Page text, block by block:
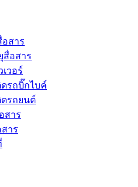
อสาร
สื่อสาร
วอร์
รถบิ๊กไบค์
รถยนต์
สาร
าร